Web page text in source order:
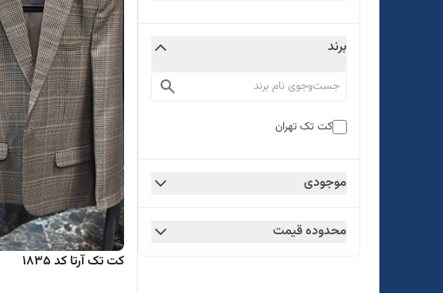
برند
کت تک تهران
موجودی
محدوده قیمت
کت تک آرتا کد ۱۸۳5